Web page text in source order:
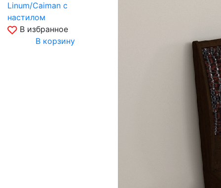
Linum/Caiman с
настилом
В избранное
В корзину